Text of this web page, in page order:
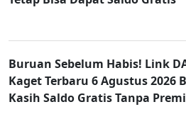
Buruan Sebelum Habis! Link
Kaget Terbaru 6 Agustus 2026
Kasih Saldo Gratis Tanpa